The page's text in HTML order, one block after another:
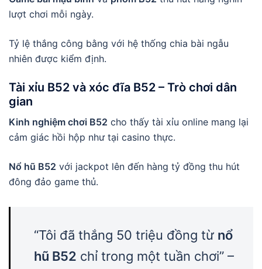
lượt chơi mỗi ngày.
Tỷ lệ thắng công bằng với hệ thống chia bài ngẫu
nhiên được kiểm định.
Tài xỉu B52 và xóc đĩa B52 – Trò chơi dân
gian
Kinh nghiệm chơi B52 cho thấy tài xỉu online mang lại
cảm giác hồi hộp như tại casino thực.
Nổ hũ B52 với jackpot lên đến hàng tỷ đồng thu hút
đông đảo game thủ.
“Tôi đã thắng 50 triệu đồng từ nổ
hũ B52 chỉ trong một tuần chơi” –